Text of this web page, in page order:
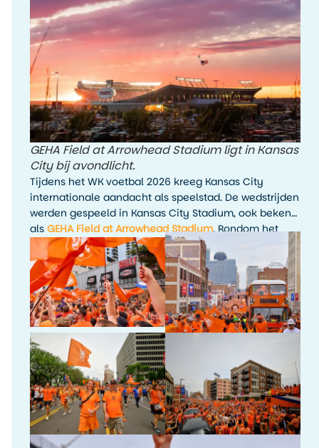
GEHA Field at Arrowhead Stadium ligt in Kansas
City bij avondlicht.
Tijdens het WK voetbal 2026 kreeg Kansas City
internationale aandacht als speelstad. De wedstrijden
werden gespeeld in Kansas City Stadium, ook bekend
als GEHA Field at Arrowhead Stadium. Rondom het
toernooi waren er fanactiviteiten, kijkfeesten en
evenementen in de stad.